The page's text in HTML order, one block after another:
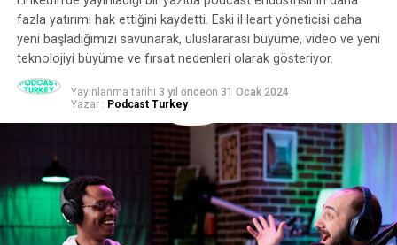
fazla yatırımı hak ettiğini kaydetti. Eski iHeart yöneticisi daha
yeni başladığımızı savunarak, uluslararası büyüme, video ve yeni
teknolojiyi büyüme ve fırsat nedenleri olarak gösteriyor.
Yayınlanma tarihi 3 yıl önceon 31 Ocak 2024
Yazar : Podcast Turkey